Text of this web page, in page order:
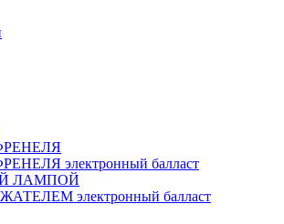
электронный балласт
ЛАМПОЙ
электронный балласт